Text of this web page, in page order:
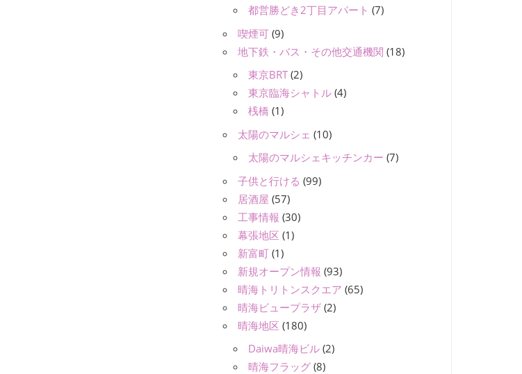
都営勝どき2丁目アパート (7)
喫煙可 (9)
地下鉄・バス・その他交通機関 (18)
東京BRT (2)
東京臨海シャトル (4)
桟橋 (1)
太陽のマルシェ (10)
太陽のマルシェキッチンカー (7)
子供と行ける (99)
居酒屋 (57)
工事情報 (30)
幕張地区 (1)
新富町 (1)
新規オープン情報 (93)
晴海トリトンスクエア (65)
晴海ビュープラザ (2)
晴海地区 (180)
Daiwa晴海ビル (2)
晴海フラッグ (8)